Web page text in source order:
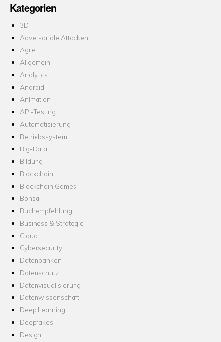
Kategorien
3D
Adversariale Attacken
Agile
Allgemein
Analytics
Android
Animation
API-Testing
Automatisierung
Betriebssystem
Big-Data
Bildung
Blockchain
Blockchain Games
Bonsai
Buchempfehlung
Business & Strategie
Cloud
Cybersecurity
Datenbanken
Datenschutz
Datenvisualisierung
Datenwissenschaft
Deep Learning
Deepfakes
Design